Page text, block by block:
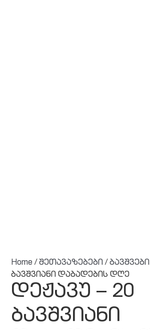
Home /შეთავაზებები /ბავშვები
ბავშვიანი დაბადების დღე
დეჟავუ – 20
ბავშვიანი